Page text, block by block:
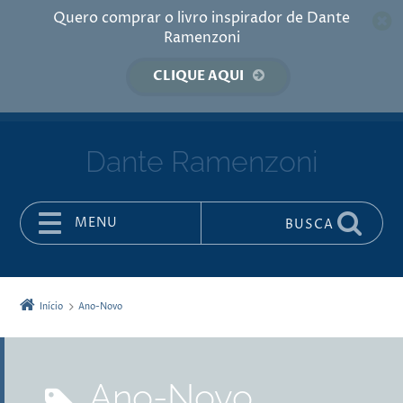
Quero comprar o livro inspirador de Dante
Ramenzoni
CLIQUE AQUI
Dante Ramenzoni
MENU BUSCA
Início Ano-Novo